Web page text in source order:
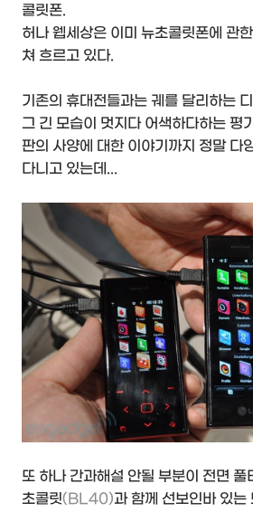
콜릿폰.
허나 웹세상은 이미 뉴초콜릿폰에 관
쳐 흐르고 있다.
기존의 휴대전들과는 궤를 달리하는
그 긴 모습이 멋지다 어색하다하는 평
판의 사양에 대한 이야기까지 정말 다
다니고 있는데...
또 하나 간과해설 안될 부분이 전면 풀
초콜릿(BL40)과 함께 선보인바 있는